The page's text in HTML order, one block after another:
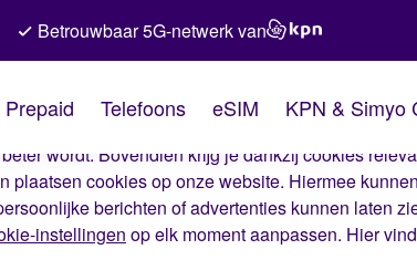
van Simyo
cookies op onze website. Met deze cookies zorgen
wordt. Bovendien krijg je dankzij cookies
plaatsen cookies op onze website. Hiermee
berichten of advertenties kunnen laten
instellingen op elk moment aanpassen. Hier
Betrouwbaar 5G-netwerk van
Prepaid Telefoons eSIM KPN & Simyo